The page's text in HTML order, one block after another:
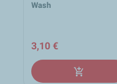
Wash
3,10 €
add_shopping_cart